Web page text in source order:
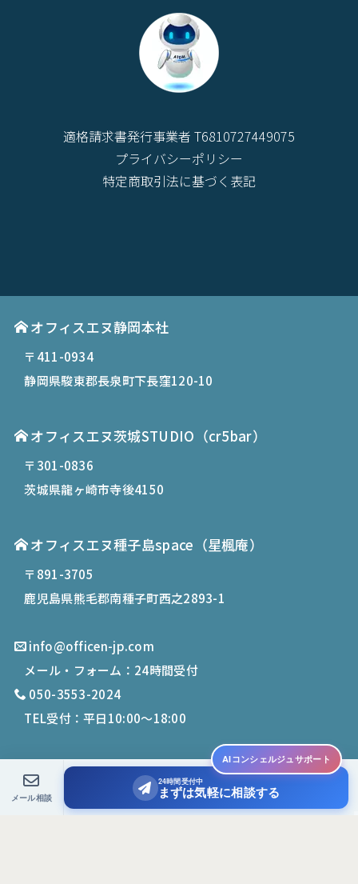
適格請求書発行事業者 T6810727449075
プライバシーポリシー
特定商取引法に基づく表記
オフィスエヌ静岡本社
〒411-0934
静岡県駿東郡長泉町下長窪120-10
オフィスエヌ茨城STUDIO（cr5bar）
〒301-0836
茨城県龍ヶ崎市寺後4150
オフィスエヌ種子島space （星楓庵）
〒891-3705
鹿児島県熊毛郡南種子町西之2893-1
info@officen-jp.com
メール・フォーム：24時間受付
050-3553-2024
TEL受付：平日10:00〜18:00
2026Office N. All Rights Reserved.
AIコンシェルジュサポート
メール相談
24時間受付中
まずは気軽に相談する